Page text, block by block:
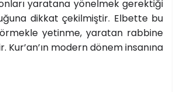
onları yaratana yönelmek gerektiği
dikkat çekilmiştir. Elbette bu
yetinme, yaratan rabbine
Kur’an’ın modern dönem insanına